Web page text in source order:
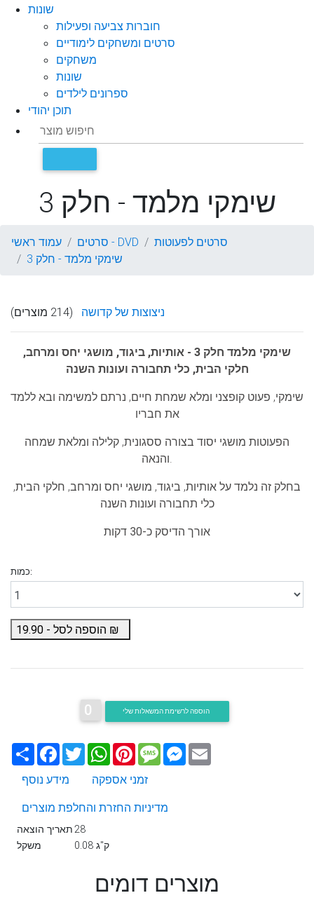
שונות
חוברות צביעה ופעילות
סרטים ומשחקים לימודיים
משחקים
שונות
ספרונים לילדים
תוכן יהודי
שימקי מלמד - חלק 3
עמוד ראשי סרטים - DVD
סרטים לפעוטות
שימקי מלמד - חלק 3
ניצוצות של קדושה (214 מוצרים)
שימקי מלמד חלק 3 - אותיות, ביגוד, מושגי יחס ומרחב,
חלקי הבית, כלי תחבורה ועונות השנה
שימקי, פעוט קופצני ומלא שמחת חיים, נרתם למשימה ובא ללמד
את חבריו
הפעוטות מושגי יסוד בצורה ססגונית, קלילה ומלאת שמחה
והנאה.
בחלק זה נלמד על אותיות, ביגוד, מושגי יחס ומרחב, חלקי הבית,
כלי תחבורה ועונות השנה
אורך הדיסק כ-30 דקות
כמות:
הוספה לסל - 19.90
0
שתף Facebook
TwitterWhatsApp
PinterestMessageMessenger
מידע נוסף
זמני אספקה
מדיניות החזרת והחלפת מוצרים
תאריך הוצאה28
משקל
0.08 ק"ג
מוצרים דומים